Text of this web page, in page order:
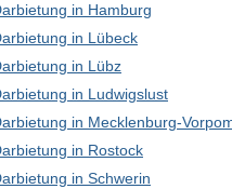
in Hamburg
in Lübeck
in Lübz
in Ludwigslust
in Mecklenburg-
in Rostock
in Schwerin